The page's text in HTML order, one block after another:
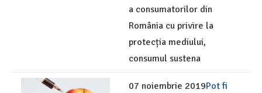
a consumatorilor din
România cu privire la
protecția mediului,
consumul sustena
07 noiembrie 2019Pot fi